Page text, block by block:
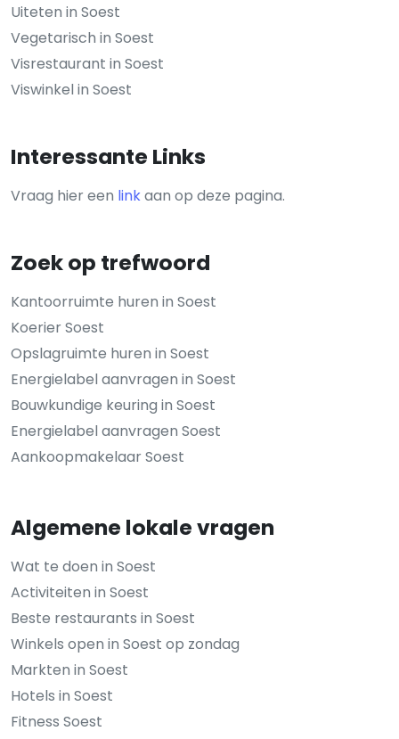
Uiteten in Soest
Vegetarisch in Soest
Visrestaurant in Soest
Viswinkel in Soest
Interessante Links
Vraag hier een linkaan op deze pagina.
Zoek op trefwoord
Kantoorruimte huren in Soest
Koerier Soest
Opslagruimte huren in Soest
Energielabel aanvragen in Soest
Bouwkundige keuring in Soest
Energielabel aanvragen Soest
Aankoopmakelaar Soest
Algemene lokale vragen
Wat te doen in Soest
Activiteiten in Soest
Beste restaurants in Soest
Winkels open in Soest op zondag
Markten in Soest
Hotels in Soest
Fitness Soest